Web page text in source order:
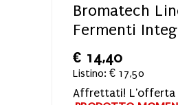
Bromatech
Fermenti
€ 14,40
Listino: € 17,50
Affrettati! L'offerta